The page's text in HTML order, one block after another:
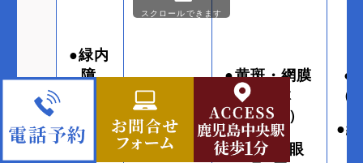
午
後
●緑内
障
―
●黄斑・網膜
硝子体
（月2回）
●糖尿病眼
●
（
●
スクロールできます